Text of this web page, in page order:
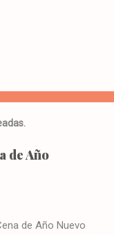
de Año
de Año Nuevo